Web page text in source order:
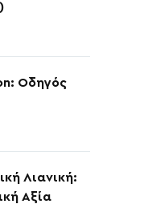
Οδηγός
Λιανική:
Αξία